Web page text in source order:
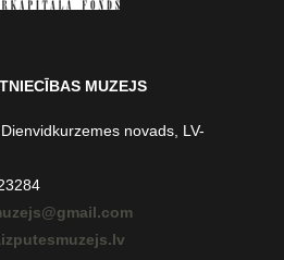
MUZEJS
novads, LV-